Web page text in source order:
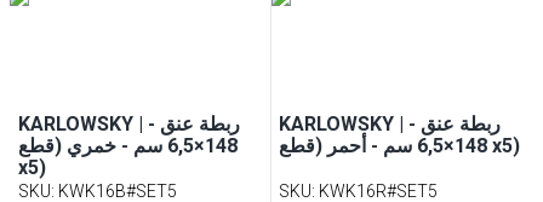
KARLOWSKY | ربطة عنق -
148×6,5 سم - خمري (قطع
x5)
SKU: KWK16B#SET5
KARLOWSKY | ربطة عنق -
148×6,5 سم - أحمر (قطع x5)
SKU: KWK16R#SET5